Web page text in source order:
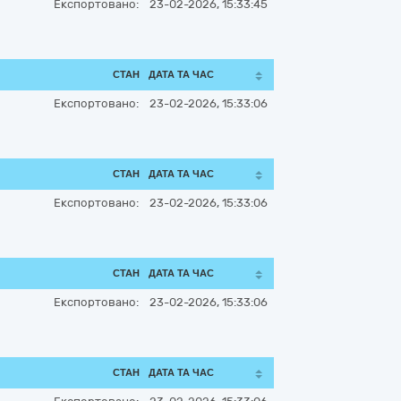
Експортовано: 23-02-2026, 15:33:45
СТАН ДАТА ТА ЧАС
Експортовано: 23-02-2026, 15:33:06
СТАН ДАТА ТА ЧАС
Експортовано: 23-02-2026, 15:33:06
СТАН ДАТА ТА ЧАС
Експортовано: 23-02-2026, 15:33:06
СТАН ДАТА ТА ЧАС